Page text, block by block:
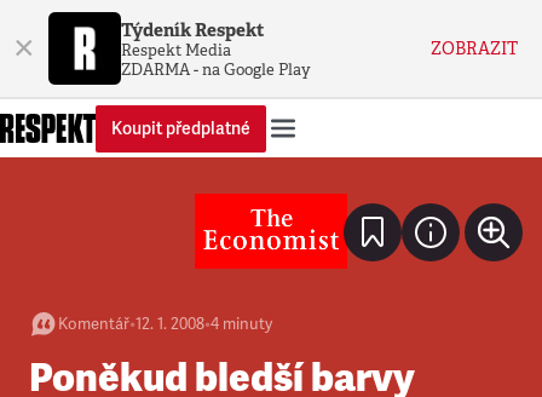
× Týdeník Respekt
Respekt Media
ZDARMA - na Google Play
ZOBRAZIT
Koupit předplatné
Komentář•12. 1. 2008•4 minuty
Poněkud bledší barvy